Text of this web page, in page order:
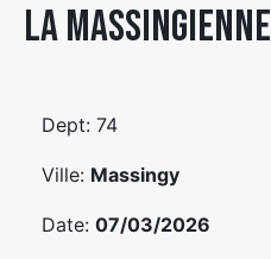
La Massingienne
Dept: 74
Ville: Massingy
Date: 07/03/2026
de